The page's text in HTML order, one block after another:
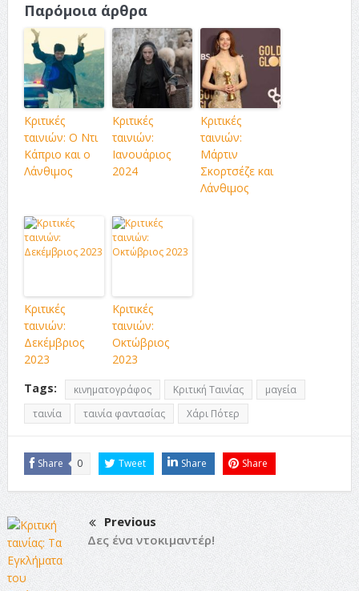
Παρόμοια άρθρα
Κριτικές
ταινιών: Ο Ντι
Κάπριο και ο
Λάνθιμος
Κριτικές
ταινιών:
Ιανουάριος
2024
Κριτικές
ταινιών:
Μάρτιν
Σκορτσέζε και
Λάνθιμος
Κριτικές
ταινιών:
Δεκέμβριος
2023
Κριτικές
ταινιών:
Οκτώβριος
2023
Tags:
κινηματογράφος Κριτική Ταινίας
μαγεία
ταινία
ταινία φαντασίας Χάρι Πότερ
Share 0 Tweet Share Share
Previous
Δες ένα ντοκιμαντέρ!